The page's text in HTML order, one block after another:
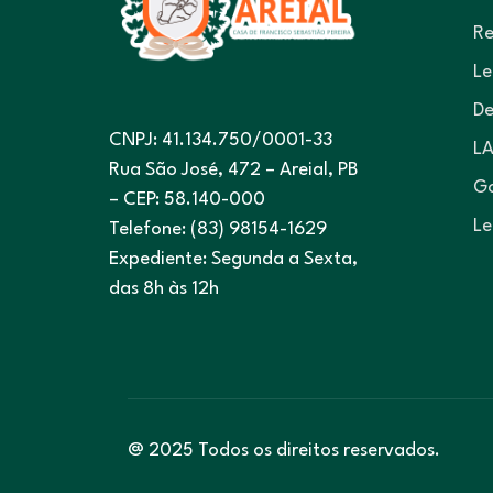
CNPJ: 41.134.750/0001-33
Rua São José, 472 – Areial, PB
– CEP: 58.140-000
Telefone: (83) 98154-1629
Expediente: Segunda a Sexta,
das 8h às 12h
@ 2025 Todos os direitos reservados.